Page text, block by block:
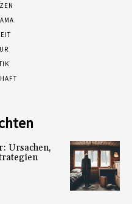
Ursachen,